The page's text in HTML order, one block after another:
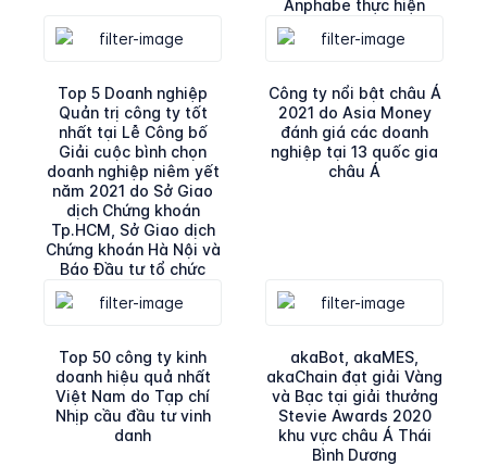
Anphabe thực hiện
Top 5 Doanh nghiệp
Quản trị công ty tốt
nhất tại Lễ Công bố
Giải cuộc bình chọn
doanh nghiệp niêm yết
năm 2021 do Sở Giao
dịch Chứng khoán
Tp.HCM, Sở Giao dịch
Chứng khoán Hà Nội và
Báo Đầu tư tổ chức
Công ty nổi bật châu Á
2021 do Asia Money
đánh giá các doanh
nghiệp tại 13 quốc gia
châu Á
Top 50 công ty kinh
doanh hiệu quả nhất
Việt Nam do Tạp chí
Nhịp cầu đầu tư vinh
danh
akaBot, akaMES,
akaChain đạt giải Vàng
và Bạc tại giải thưởng
Stevie Awards 2020
khu vực châu Á Thái
Bình Dương